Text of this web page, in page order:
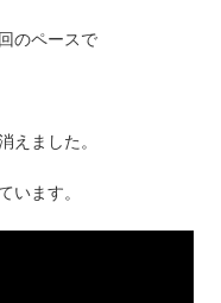
のペースで
えました。
います。